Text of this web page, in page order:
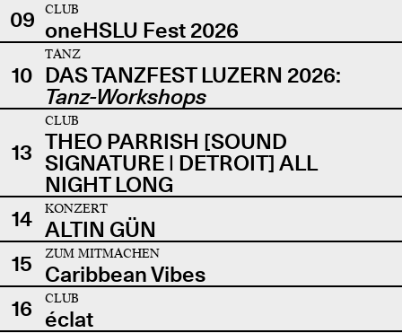
09
CLUB
oneHSLU Fest 2026
10
TANZ
DAS TANZFEST LUZERN 2026:
Tanz-Workshops
13
CLUB
THEO PARRISH [SOUND
SIGNATURE | DETROIT] ALL
NIGHT LONG
14
KONZERT
ALTIN GÜN
15
ZUM MITMACHEN
Caribbean Vibes
16
CLUB
éclat